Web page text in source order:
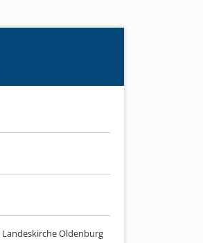
Oldenburg